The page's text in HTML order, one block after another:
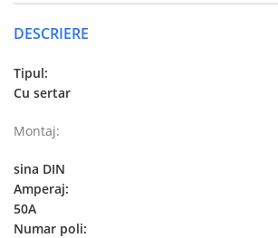
DESCRIERE
Tipul:
Cu sertar
Montaj:
sina DIN
Amperaj:
50A
Numar poli: